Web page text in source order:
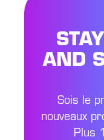
AND
Sois le
nouveaux
Plus